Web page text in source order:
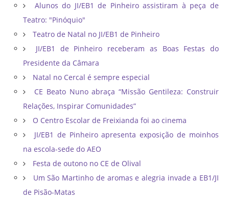
Alunos do JI/EB1 de Pinheiro assistiram à peça de
Teatro: "Pinóquio"
Teatro de Natal no JI/EB1 de Pinheiro
JI/EB1 de Pinheiro receberam as Boas Festas do
Presidente da Câmara
Natal no Cercal é sempre especial
CE Beato Nuno abraça “Missão Gentileza: Construir
Relações, Inspirar Comunidades”
O Centro Escolar de Freixianda foi ao cinema
JI/EB1 de Pinheiro apresenta exposição de moinhos
na escola-sede do AEO
Festa de outono no CE de Olival
Um São Martinho de aromas e alegria invade a EB1/JI
de Pisão-Matas